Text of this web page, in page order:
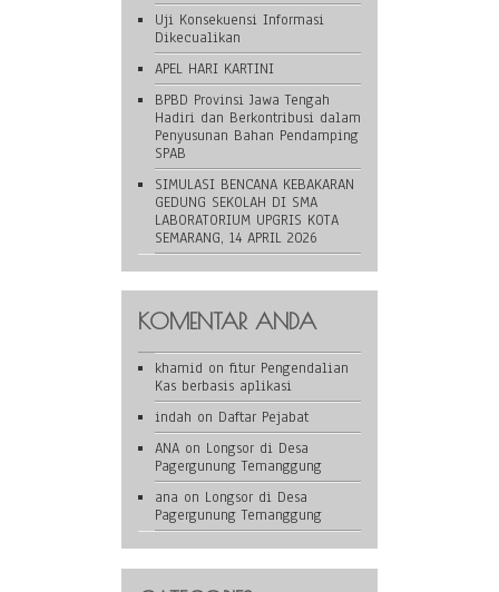
Uji Konsekuensi Informasi
Dikecualikan
APEL HARI KARTINI
BPBD Provinsi Jawa Tengah
Hadiri dan Berkontribusi dalam
Penyusunan Bahan Pendamping
SPAB
SIMULASI BENCANA KEBAKARAN
GEDUNG SEKOLAH DI SMA
LABORATORIUM UPGRIS KOTA
SEMARANG, 14 APRIL 2026
KOMENTAR ANDA
khamid on fitur Pengendalian
Kas berbasis aplikasi
indah on Daftar Pejabat
ANA on Longsor di Desa
Pagergunung Temanggung
ana on Longsor di Desa
Pagergunung Temanggung